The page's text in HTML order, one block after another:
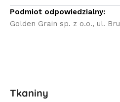
Podmiot odpowiedzialny:
Golden Grain sp. z o.o., ul.
Tkaniny